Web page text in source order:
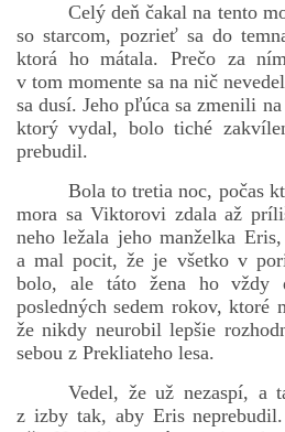
Príbehy a poviedky na tejto
vlastníctvom autorov. Všetky
© 2026 eStránky.sk
Hore ↑
Celý deň čakal na tento
so starcom, pozrieť sa do
ktorá ho mátala. Prečo za
v tom momente sa na nič
sa dusí. Jeho pľúca sa zmenili
ktorý vydal, bolo tiché
prebudil.
Bola to tretia noc, počas
mora sa Viktorovi zdala až
neho ležala jeho manželka
a mal pocit, že je všetko v
bolo, ale táto žena ho vždy
posledných sedem rokov, ktoré
že nikdy neurobil lepšie
sebou z Prekliateho lesa.
Vedel, že už nezaspí, a
z izby tak, aby Eris